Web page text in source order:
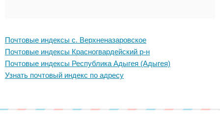
Почтовые индексы с. Верхненазаровское
Почтовые индексы Красногвардейский р-н
Почтовые индексы Республика Адыгея (Адыгея)
Узнать почтовый индекс по адресу